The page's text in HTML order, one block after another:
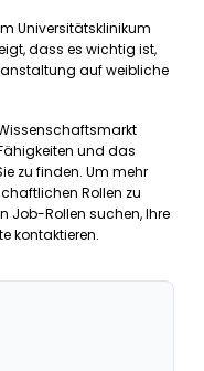
Universitätsklinikum
dass es wichtig ist,
auf weibliche
und das
zu finden. Um mehr
Rollen zu
Job-Rollen suchen, Ihre
kontaktieren.